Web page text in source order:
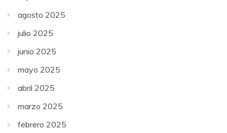
agosto 2025
julio 2025
junio 2025
mayo 2025
abril 2025
marzo 2025
febrero 2025